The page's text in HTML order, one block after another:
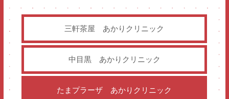
三軒茶屋 あかりクリニック
中目黒 あかりクリニック
たまプラーザ あかりクリニック